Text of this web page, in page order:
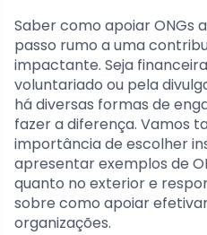
Saber como apoiar ONGs
passo rumo a uma
impactante. Seja
voluntariado ou pela
há diversas formas de
fazer a diferença. Vamos
importância de escolher
apresentar exemplos de
quanto no exterior e
sobre como apoiar
organizações.